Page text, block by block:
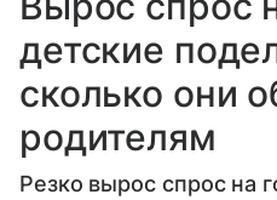
детские
сколько они
родителям
Резко вырос спрос на